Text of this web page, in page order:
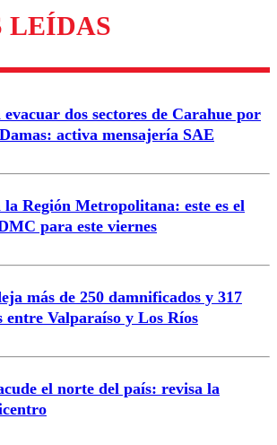
Enviar comentario
LEÍDAS
dos sectores de Carahue por
activa mensajería SAE
Región Metropolitana: este es el
para este viernes
más de 250 damnificados y 317
entre Valparaíso y Los Ríos
el norte del país: revisa la